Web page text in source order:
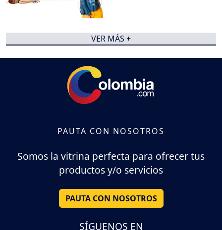
VER MÁS +
PAUTA CON NOSOTROS
Somos la vitrina perfecta para ofrecer tus
productos y/o servicios
PAUTA CON NOSOTROS
SÍGUENOS EN